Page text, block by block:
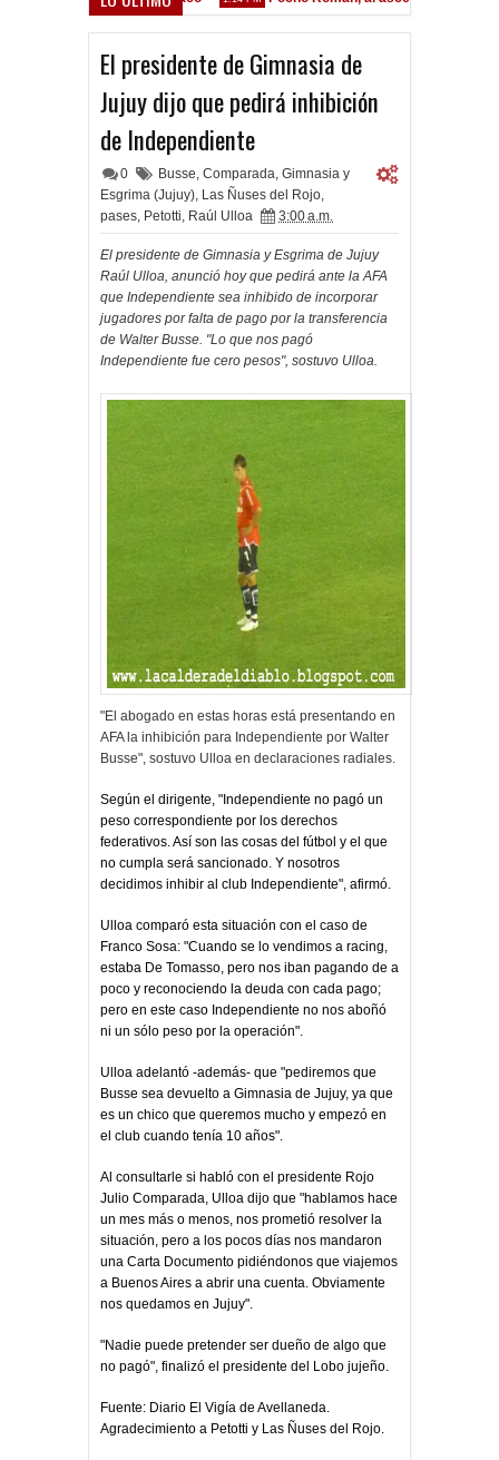
El presidente de Gimnasia de
Jujuy dijo que pedirá inhibición
de Independiente
0 Busse, Comparada, Gimnasia y
Esgrima (Jujuy), Las Ñuses del Rojo,
pases, Petotti, Raúl Ulloa 3:00 a.m.
El presidente de Gimnasia y Esgrima de Jujuy
Raúl Ulloa, anunció hoy que pedirá ante la AFA
que Independiente sea inhibido de incorporar
jugadores por falta de pago por la transferencia
de Walter Busse. "Lo que nos pagó
Independiente fue cero pesos", sostuvo Ulloa.
"El abogado en estas horas está presentando en
AFA la inhibición para Independiente por Walter
Busse", sostuvo Ulloa en declaraciones radiales.
Según el dirigente, "Independiente no pagó un
peso correspondiente por los derechos
federativos. Así son las cosas del fútbol y el que
no cumpla será sancionado. Y nosotros
decidimos inhibir al club Independiente", afirmó.
Ulloa comparó esta situación con el caso de
Franco Sosa: "Cuando se lo vendimos a racing,
estaba De Tomasso, pero nos iban pagando de a
poco y reconociendo la deuda con cada pago;
pero en este caso Independiente no nos aboñó
ni un sólo peso por la operación".
Ulloa adelantó -además- que "pediremos que
Busse sea devuelto a Gimnasia de Jujuy, ya que
es un chico que queremos mucho y empezó en
el club cuando tenía 10 años".
Al consultarle si habló con el presidente Rojo
Julio Comparada, Ulloa dijo que "hablamos hace
un mes más o menos, nos prometió resolver la
situación, pero a los pocos días nos mandaron
una Carta Documento pidiéndonos que viajemos
a Buenos Aires a abrir una cuenta. Obviamente
nos quedamos en Jujuy".
"Nadie puede pretender ser dueño de algo que
no pagó", finalizó el presidente del Lobo jujeño.
Fuente: Diario El Vigía de Avellaneda.
Agradecimiento a Petotti y Las Ñuses del Rojo.